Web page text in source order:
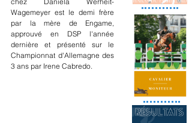
Wagemeyer est le demi frère
par la mère de Engame,
approuvé en DSP l'année
dernière et présenté sur le
Championnat d'Allemagne des
3 ans par Irene Cabredo.